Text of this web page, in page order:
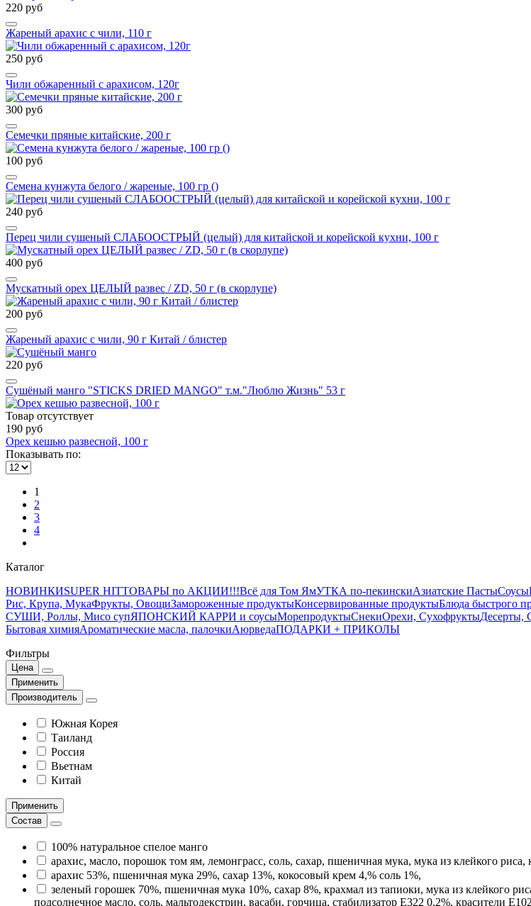
220 руб
Жареный арахис с чили, 110 г
250 руб
Чили обжаренный с арахисом, 120г
300 руб
Семечки пряные китайские, 200 г
100 руб
Семена кунжута белого / жареные, 100 гр ()
240 руб
Перец чили сушеный СЛАБООСТРЫЙ (целый) для китайской и корейской кухни, 100 г
400 руб
Мускатный орех ЦЕЛЫЙ развес / ZD, 50 г (в скорлупе)
200 руб
Жареный арахис с чили, 90 г Китай / блистер
220 руб
Сушёный манго "STICKS DRIED MANGO" т.м."Люблю Жизнь" 53 г
Товар отсутствует
190 руб
Орех кешью развесной, 100 г
Показывать по:
1
2
3
4
Каталог
НОВИНКИSUPER HITТОВАРЫ по АКЦИИ!!!Всё для Том ЯмУТКА по-пекинскиАзиатские ПастыСоусы
Рис, Крупа, МукаФрукты, ОвощиЗамороженные продуктыКонсервированные продуктыБлюда быстрого
СУШИ, Роллы, Мисо супЯПОНСКИЙ КАРРИ и соусыМорепродуктыСнекиОрехи, СухофруктыДесерты,
Бытовая химияАроматические масла, палочкиАюрведаПОДАРКИ + ПРИКОЛЫ
Фильтры
Цена
Применить
Производитель
Южная Корея
Таиланд
Россия
Вьетнам
Китай
Применить
Состав
100% натуральное спелое манго
арахис, масло, порошок том ям, лемонграсс, соль, сахар, пшеничная мука, мука из клейкого
арахис 53%, пшеничная мука 29%, сахар 13%, кокосовый крем 4,% соль 1%,
зеленый горошек 70%, пшеничная мука 10%, сахар 8%, крахмал из тапиоки, мука из клейкого
подсолнечное масло, соль, мальтодекстрин, васаби, горчица, стабилизатор Е322 0,2%, красители